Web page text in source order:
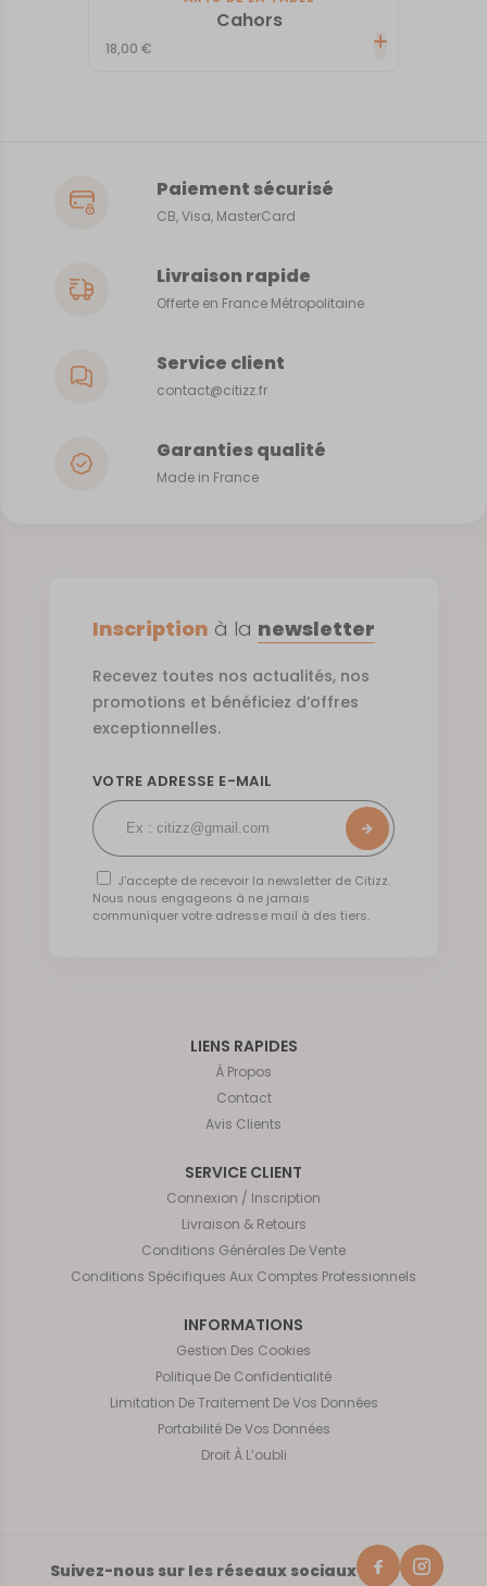
Cahors
18,00€
Paiement sécurisé
CB, Visa, MasterCard
Livraison rapide
Offerte en France Métropolitaine
Service client
contact@citizz.fr
Garanties qualité
Made in France
LIENS RAPIDES
À Propos
Contact
Avis Clients
SERVICE CLIENT
Connexion / Inscription
Livraison & Retours
Conditions Générales De Vente
Conditions Spécifiques Aux Comptes Professionnels
INFORMATIONS
Gestion Des Cookies
Politique De Confidentialité
Limitation De Traitement De Vos Données
Portabilité De Vos Données
Droit À L’oubli
Suivez-nous sur les réseaux sociaux
Inscription à la newsletter
Recevez toutes nos actualités, nos
promotions et bénéficiez d’offres
exceptionnelles.
VOTRE ADRESSE E-MAIL
J’accepte de recevoir la newsletter de Citizz.
Nous nous engageons à ne jamais
communiquer votre adresse mail à des tiers.